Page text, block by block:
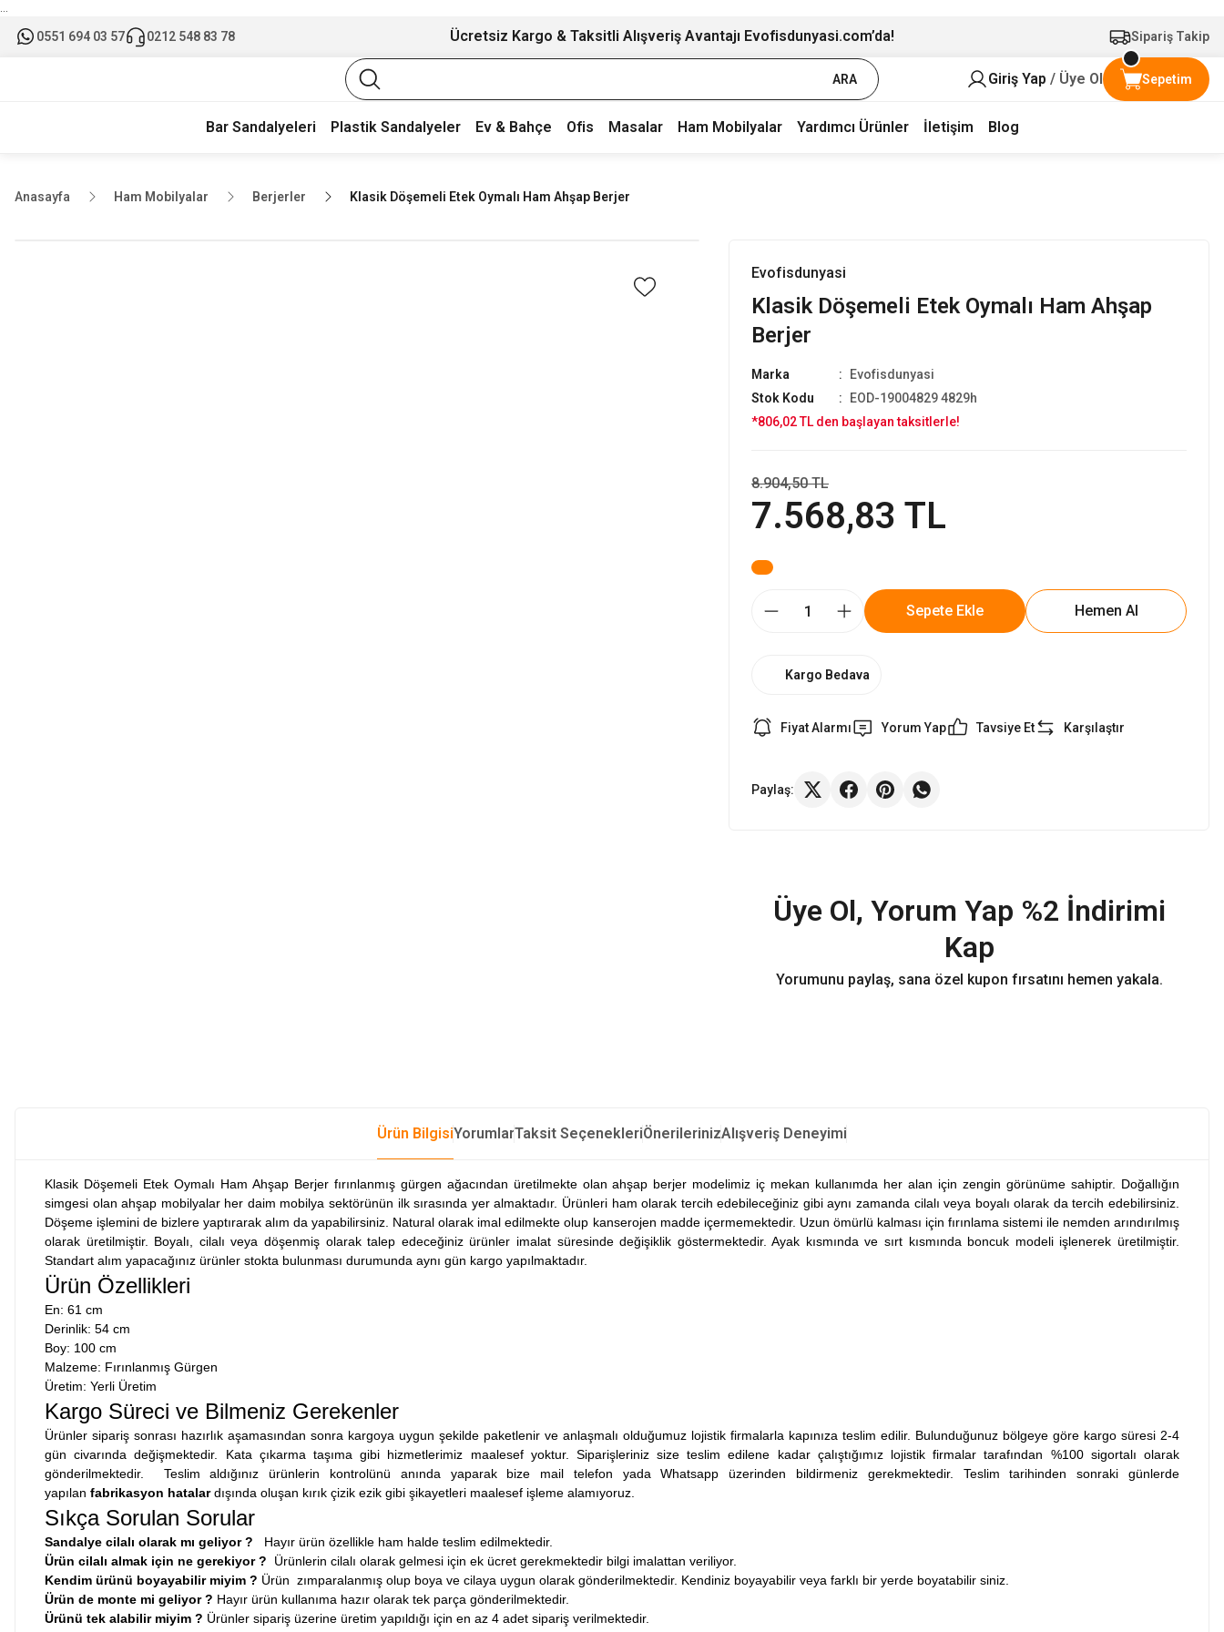
...
0551 694 03 57 0212 548 83 78 Ücretsiz Kargo & Taksitli Alışveriş Avantajı Evofisdunyasi.com’da! Sipariş Takip
ARA Giriş Yap / Üye Ol Sepetim
Bar Sandalyeleri Plastik Sandalyeler Ev & Bahçe Ofis Masalar Ham Mobilyalar Yardımcı Ürünler İletişim Blog
Anasayfa Ham Mobilyalar Berjerler Klasik Döşemeli Etek Oymalı Ham Ahşap Berjer
Evofisdunyasi
Klasik Döşemeli Etek Oymalı Ham Ahşap
Berjer
Marka
Evofisdunyasi
Stok Kodu
EOD-19004829 4829h
*806,02 TL den başlayan taksitlerle!
7.568,83 TL
8.904,50 TL
Sepete Ekle Hemen Al
Kargo Bedava
Fiyat Alarmı Yorum Yap Tavsiye Et Karşılaştır
Paylaş:
Üye Ol, Yorum Yap %2 İndirimi
Kap
Yorumunu paylaş, sana özel kupon fırsatını hemen yakala.
Ürün BilgisiYorumlarTaksit SeçenekleriÖnerilerinizAlışveriş Deneyimi
Klasik Döşemeli Etek Oymalı Ham Ahşap Berjer fırınlanmış gürgen ağacından üretilmekte olan ahşap berjer modelimiz iç mekan kullanımda her alan için zengin görünüme sahiptir. Doğallığın
simgesi olan ahşap mobilyalar her daim mobilya sektörünün ilk sırasında yer almaktadır. Ürünleri ham olarak tercih edebileceğiniz gibi aynı zamanda cilalı veya boyalı olarak da tercih edebilirsiniz.
Döşeme işlemini de bizlere yaptırarak alım da yapabilirsiniz. Natural olarak imal edilmekte olup kanserojen madde içermemektedir. Uzun ömürlü kalması için fırınlama sistemi ile nemden arındırılmış
olarak üretilmiştir. Boyalı, cilalı veya döşenmiş olarak talep edeceğiniz ürünler imalat süresinde değişiklik göstermektedir. Ayak kısmında ve sırt kısmında boncuk modeli işlenerek üretilmiştir.
Standart alım yapacağınız ürünler stokta bulunması durumunda aynı gün kargo yapılmaktadır.
Ürün Özellikleri
En: 61 cm
Derinlik: 54 cm
Boy: 100 cm
Malzeme: Fırınlanmış Gürgen
Üretim: Yerli Üretim
Kargo Süreci ve Bilmeniz Gerekenler
Ürünler sipariş sonrası hazırlık aşamasından sonra kargoya uygun şekilde paketlenir ve anlaşmalı olduğumuz lojistik firmalarla kapınıza teslim edilir. Bulunduğunuz bölgeye göre kargo süresi 2-4
gün civarında değişmektedir. Kata çıkarma taşıma gibi hizmetlerimiz maalesef yoktur. Siparişleriniz size teslim edilene kadar çalıştığımız lojistik firmalar tarafından %100 sigortalı olarak
gönderilmektedir. Teslim aldığınız ürünlerin kontrolünü anında yaparak bize mail telefon yada Whatsapp üzerinden bildirmeniz gerekmektedir. Teslim tarihinden sonraki günlerde
yapılan fabrikasyon hatalardışında oluşan kırık çizik ezik gibi şikayetleri maalesef işleme alamıyoruz.
Sıkça Sorulan Sorular
Sandalye cilalı olarak mı geliyor ? Hayır ürün özellikle ham halde teslim edilmektedir.
Ürün cilalı almak için ne gerekiyor ? Ürünlerin cilalı olarak gelmesi için ek ücret gerekmektedir bilgi imalattan veriliyor.
Kendim ürünü boyayabilir miyim ? Ürün zımparalanmış olup boya ve cilaya uygun olarak gönderilmektedir. Kendiniz boyayabilir veya farklı bir yerde boyatabilir siniz.
Ürün de monte mi geliyor ? Hayır ürün kullanıma hazır olarak tek parça gönderilmektedir.
Ürünü tek alabilir miyim ? Ürünler sipariş üzerine üretim yapıldığı için en az 4 adet sipariş verilmektedir.